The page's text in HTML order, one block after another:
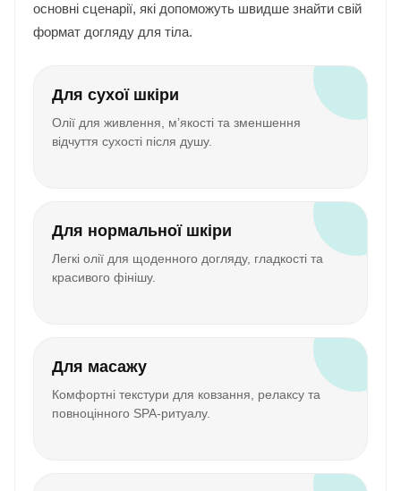
основні сценарії, які допоможуть швидше знайти свій
формат догляду для тіла.
Для сухої шкіри
Олії для живлення, м’якості та зменшення
відчуття сухості після душу.
Для нормальної шкіри
Легкі олії для щоденного догляду, гладкості та
красивого фінішу.
Для масажу
Комфортні текстури для ковзання, релаксу та
повноцінного SPA-ритуалу.